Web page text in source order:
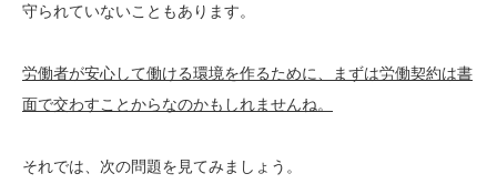
守られていないこともあります。
労働者が安心して働ける環境を作るために、まずは労働契約は書
面で交わすことからなのかもしれませんね。
それでは、次の問題を見てみましょう。